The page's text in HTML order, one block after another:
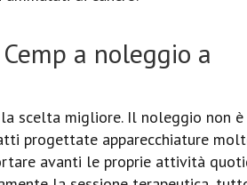
a noleggio a
scelta migliore. Il noleggio non
progettate apparecchiature
avanti le proprie attività